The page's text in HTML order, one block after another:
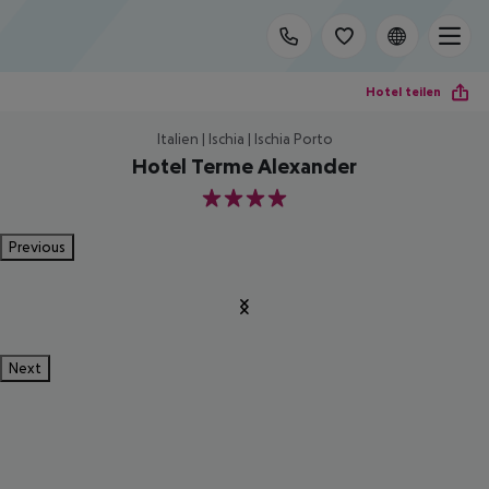
Hotel teilen
Italien | Ischia | Ischia Porto
Hotel Terme Alexander
4
Previous
Next